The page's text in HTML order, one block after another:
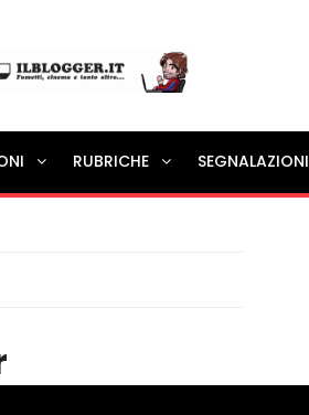
Il portalino di blog |
RUBRICHE SEGNALAZIONI